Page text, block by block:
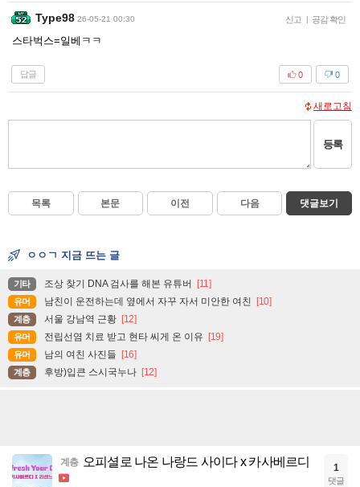
Type98 26-05-21 00:30 신고 | 공감 확인
스타벅스=일베ㅋㅋ
답글 0
0
새로고침
등록
목록 본문 이전 다음 댓글보기
ㅇㅇㄱ 지금 뜨는 글
기타 조상 찾기 DNA 검사를 해본 유튜버 [11]
유머 남친이 운전하는데 옆에서 자꾸 자서 미안한 여친 [10]
계층 서울 강남역 근황 [12]
유머 전립선염 치료 받고 현타 씨게 온 이유 [19]
유머 남의 여친 사진들 [16]
계층 후방)입큰 스시국누나 [12]
계층 오피셜로 나온 나랑드 사이다 x 카사베르디 1
댓글